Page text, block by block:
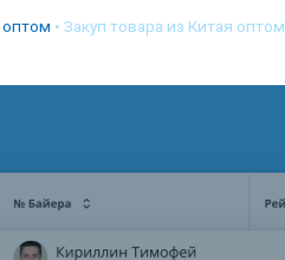
оптом • Закуп товара из Китая оптом